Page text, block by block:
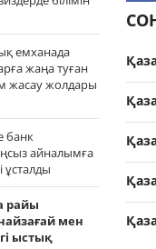
емханада
жаңа туған
жасау жолдары
банк
айналымға
ұсталды
райы
мен
ыстық